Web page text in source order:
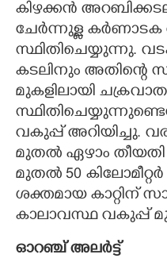
കിഴക്കൻ
ചേർന്നുള്ള കർണാടക
സ്ഥിതിചെയ്യുന്നു.
കടലിനും അതിന്റെ
മുകളിലായി
വകുപ്പ് അറിയിച്ചു.
മുതൽ ഏഴാം തീയതി
മുതൽ 50
ശക്തമായ കാറ്റിന്
കാലാവസ്ഥ വകുപ്പ്
ഓറഞ്ച് അലർട്ട്